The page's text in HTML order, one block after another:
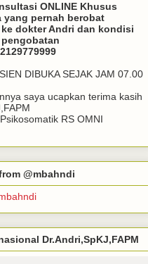
ONLINE Khusus
yang pernah berobat
dokter Andri dan kondisi
DIBUKA SEJAK JAM 07.00
saya ucapkan terima kasih
RS OMNI
@mbahndi
Dr.Andri,SpKJ,FAPM